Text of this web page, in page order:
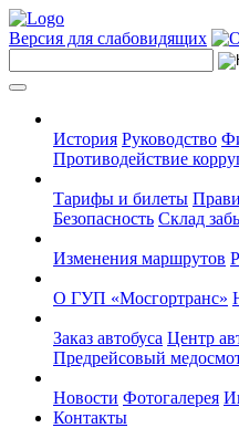
Версия для слабовидящих
История Руководство
Противодействие
Тарифы и билеты
Безопасность Склад
Изменения маршрутов
О ГУП «Мосгортранс»
Заказ автобуса Центр
Предрейсовый
Новости Фотогалерея
Контакты